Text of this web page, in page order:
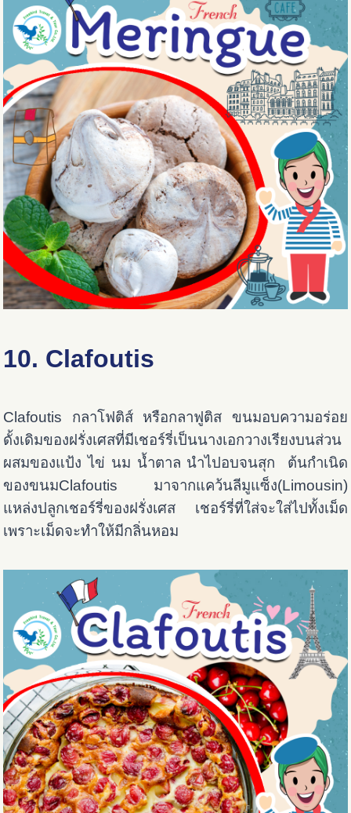
10. Clafoutis
Clafoutis กลาโฟติส์ หรือกลาฟูติส ขนมอบความอร่อย
ดั้งเดิมของฝรั่งเศสที่มีเชอร์รี่เป็นนางเอกวางเรียงบนส่วน
ผสมของแป้ง ไข่ นม น้ำตาล นำไปอบจนสุก ต้นกำเนิด
ของขนมClafoutis มาจากแคว้นลีมูแซ็ง(Limousin)
แหล่งปลูกเชอร์รี่ของฝรั่งเศส เชอร์รี่ที่ใส่จะใส่ไปทั้งเม็ด
เพราะเม็ดจะทำให้มีกลิ่นหอม